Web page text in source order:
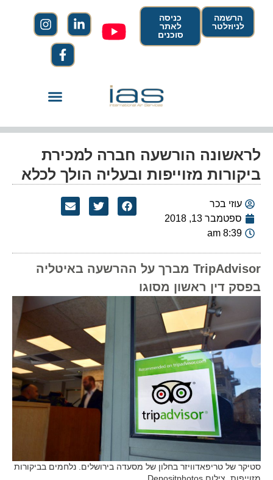
הרשמה
לניוזלטר
כניסה
לאתר
סוכנים
לראשונה הורשעה חברה למכירת
ביקורות מזוייפות ובעליה הולך לכלא
עוזי בכר
ספטמבר 13, 2018
8:39 am
TripAdvisor מברך על ההרשעה באיטליה
בפסק דין ראשון מסוגו
סטיקר של טריפאדוויזר בחלון של מסעדה בירושלים. נלחמים בביקורות